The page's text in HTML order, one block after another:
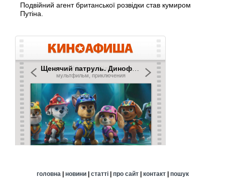
Подвійний агент британської розвідки став кумиром
Путіна.
головна| новини| статті| про сайт| контакт| пошук